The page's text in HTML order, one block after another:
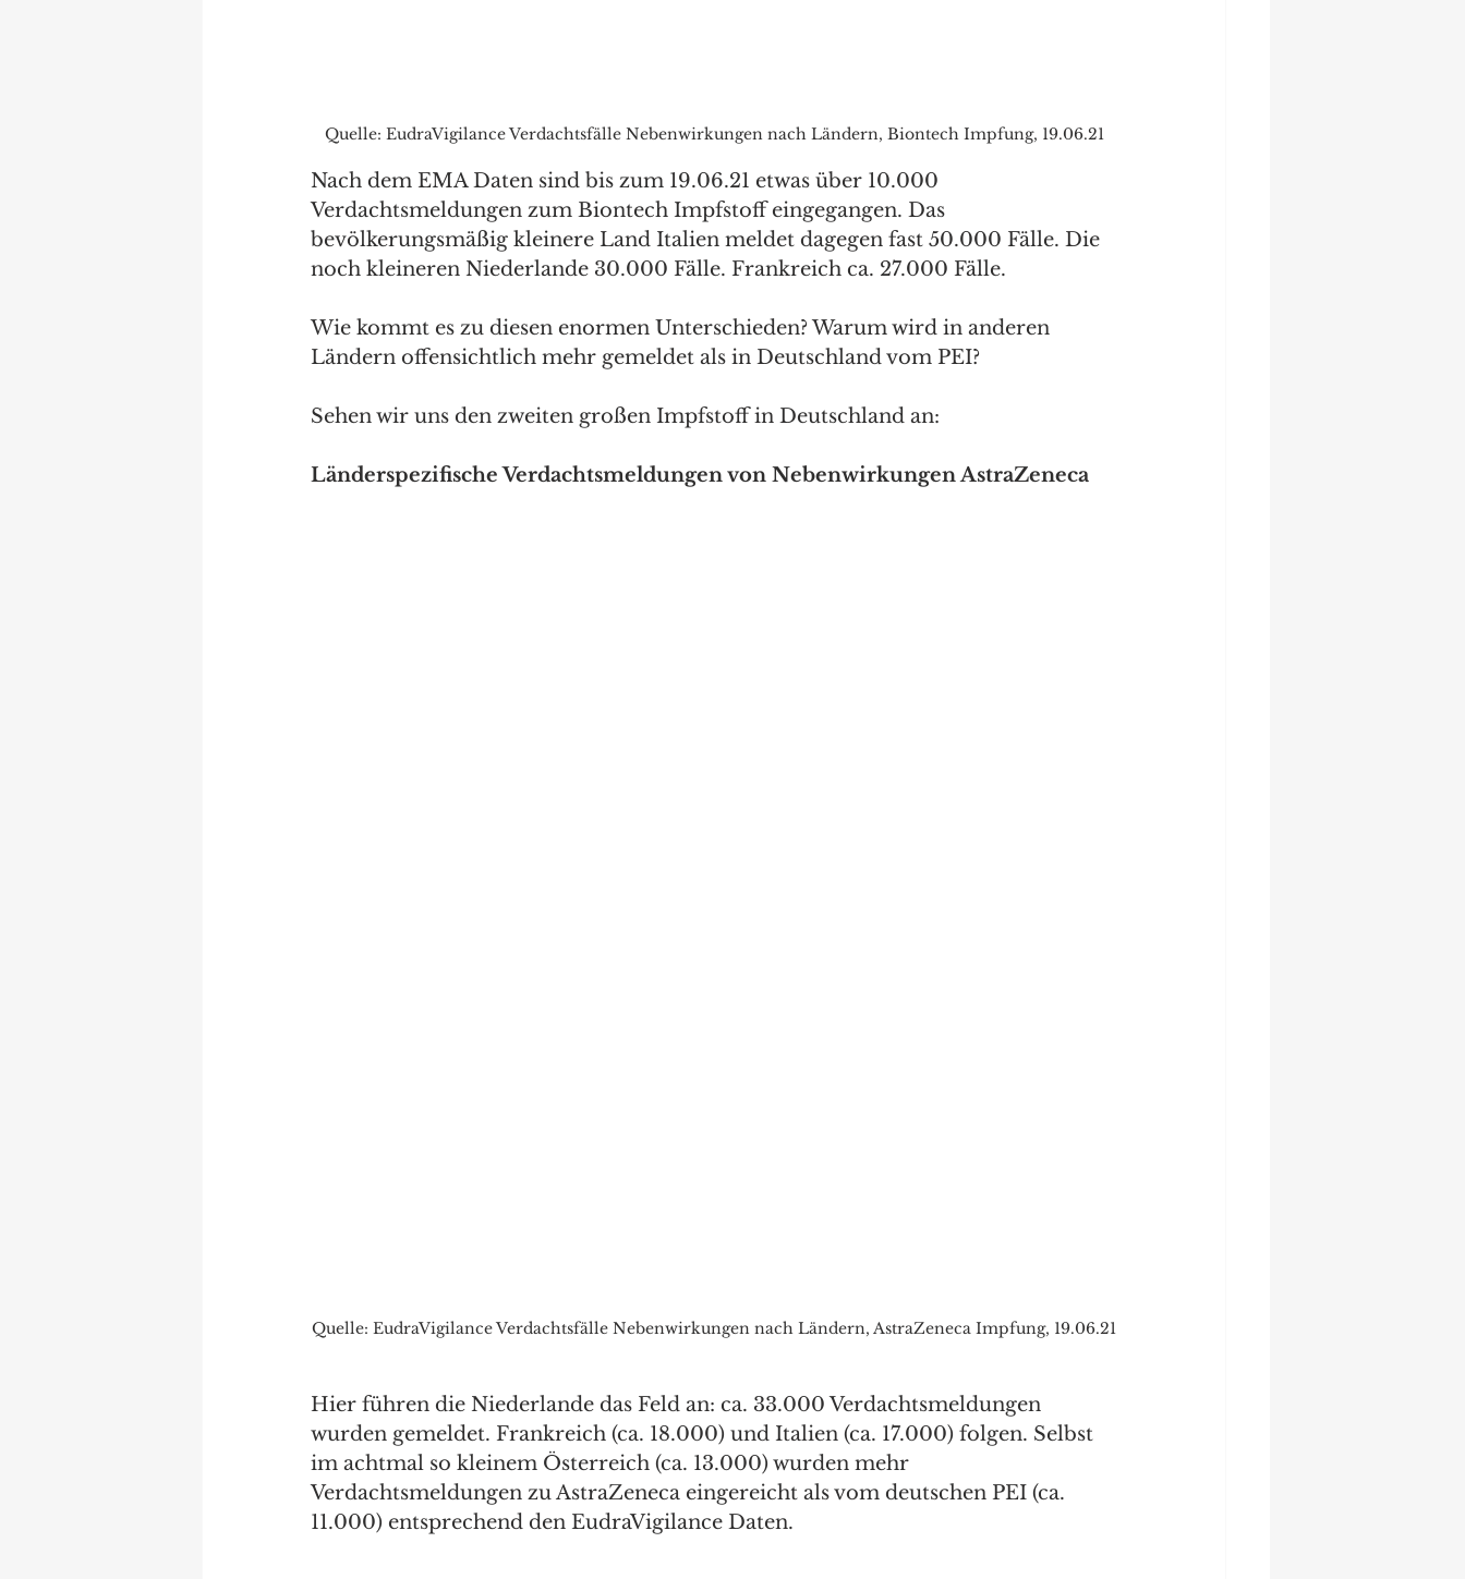
Quelle: EudraVigilance Verdachtsfälle Nebenwirkungen nach Ländern, Biontech Impfung, 19.06.21
Nach dem EMA Daten sind bis zum 19.06.21 etwas über 10.000
Verdachtsmeldungen zum Biontech Impfstoff eingegangen. Das
bevölkerungsmäßig kleinere Land Italien meldet dagegen fast 50.000 Fälle. Die
noch kleineren Niederlande 30.000 Fälle. Frankreich ca. 27.000 Fälle.
Wie kommt es zu diesen enormen Unterschieden? Warum wird in anderen
Ländern offensichtlich mehr gemeldet als in Deutschland vom PEI?
Sehen wir uns den zweiten großen Impfstoff in Deutschland an:
Länderspezifische Verdachtsmeldungen von Nebenwirkungen AstraZeneca
Quelle: EudraVigilance Verdachtsfälle Nebenwirkungen nach Ländern, AstraZeneca Impfung, 19.06.21
Hier führen die Niederlande das Feld an: ca. 33.000 Verdachtsmeldungen
wurden gemeldet. Frankreich (ca. 18.000) und Italien (ca. 17.000) folgen. Selbst
im achtmal so kleinem Österreich (ca. 13.000) wurden mehr
Verdachtsmeldungen zu AstraZeneca eingereicht als vom deutschen PEI (ca.
11.000) entsprechend den EudraVigilance Daten.